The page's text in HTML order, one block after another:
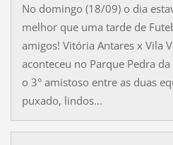
No domingo (18/09) o dia
melhor que uma tarde de
amigos! Vitória Antares x Vila
aconteceu no Parque Pedra
o 3° amistoso entre as duas
puxado, lindos...